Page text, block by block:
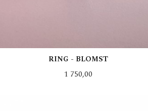
RING - BLOMST
Pris
1 750,00